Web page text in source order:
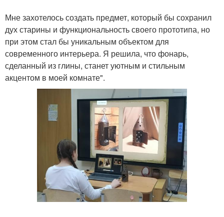
Мне захотелось создать предмет, который бы сохранил
дух старины и функциональность своего прототипа, но
при этом стал бы уникальным объектом для
современного интерьера. Я решила, что фонарь,
сделанный из глины, станет уютным и стильным
акцентом в моей комнате".